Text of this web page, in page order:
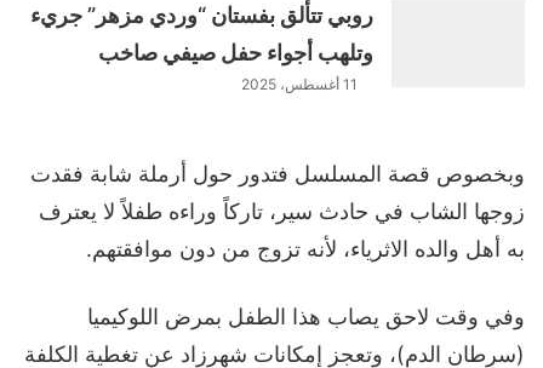
روبي تتألق بفستان “وردي مزهر” جريء
وتلهب أجواء حفل صيفي صاخب
11 أغسطس، 2025
وبخصوص قصة المسلسل فتدور حول أرملة شابة فقدت
زوجها الشاب في حادث سير، تاركاً وراءه طفلاً لا يعترف
به أهل والده الاثرياء، لأنه تزوج من دون موافقتهم.
وفي وقت لاحق يصاب هذا الطفل بمرض اللوكيميا
(سرطان الدم)، وتعجز إمكانات شهرزاد عن تغطية الكلفة